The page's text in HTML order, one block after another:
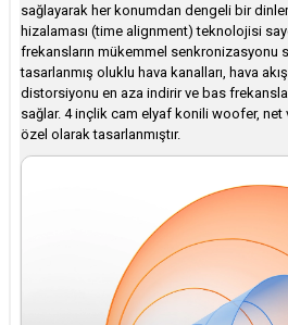
sağlayarak her konumdan dengeli bir
hizalaması (time alignment) teknolojisi
frekansların mükemmel senkronizasyonu
tasarlanmış oluklu hava kanalları, hava
distorsiyonu en aza indirir ve bas
sağlar. 4 inçlik cam elyaf konili woofer,
özel olarak tasarlanmıştır.